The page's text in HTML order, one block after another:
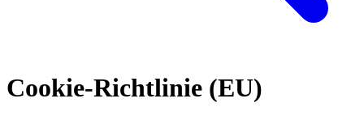
Cookie-Richtlinie (EU)